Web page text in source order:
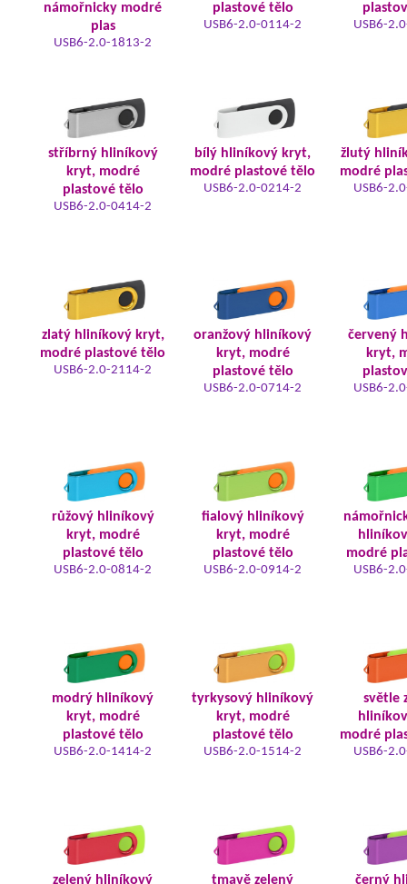
námořnicky modré
plas
USB6-2.0-1813-2
plastové tělo
USB6-2.0-0114-2 USB6-
stříbrný hliníkový
kryt, modré
plastové tělo
USB6-2.0-0414-2
bílý hliníkový kryt,
modré plastové tělo
USB6-2.0-0214-2
žlutý
modré
USB6-
zlatý hliníkový kryt,
modré plastové tělo
USB6-2.0-2114-2
oranžový hliníkový
kryt, modré
plastové tělo
USB6-2.0-0714-2
červený
kryt,
USB6-
růžový hliníkový
kryt, modré
plastové tělo
USB6-2.0-0814-2
fialový hliníkový
kryt, modré
plastové tělo
USB6-2.0-0914-2
modré
USB6-
modrý hliníkový
kryt, modré
plastové tělo
USB6-2.0-1414-2
tyrkysový hliníkový
kryt, modré
plastové tělo
USB6-2.0-1514-2
světle
modré
USB6-
zelený hliníkový tmavě zelený černý